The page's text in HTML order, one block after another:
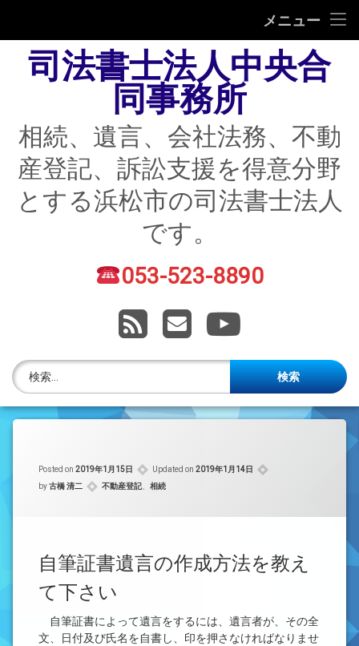
メニュー
相続
不動産登記
債務整理
住宅ローン返済にお困りの方
賃貸トラブル
株主名簿管理人
ご相談について
投稿記事一覧
法律を勉強しよう
司法書士資格者・受験生募集中
司法書士法人中央合
同事務所
相続、遺言、会社法務、不動
産登記、訴訟支援を得意分野
とする浜松市の司法書士法人
です。
電話番号: 053-523-8890
RSSメールアドレス
YouTube
検索:
Posted on 2019年1月15日 Updated on 2019年1月14日
by古橋 清二 カテゴリー:
不動産登記、 相続
自筆証書遺言の作成方法を教え
て下さい
自筆証書によって遺言をするには、遺言者が、その全
文、日付及び氏名を自書し、印を押さなければなりませ